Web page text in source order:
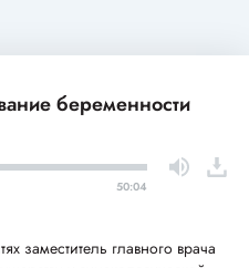
беременности
50:04
заместитель главного врача